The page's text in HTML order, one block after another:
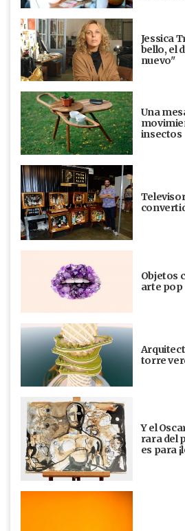
Jessica
bello, el
nuevo"
Una
insectos
Objetos
arte pop
torre
Y el
rara del
es para